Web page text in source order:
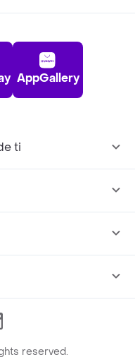
AppGallery
ti
reserved.